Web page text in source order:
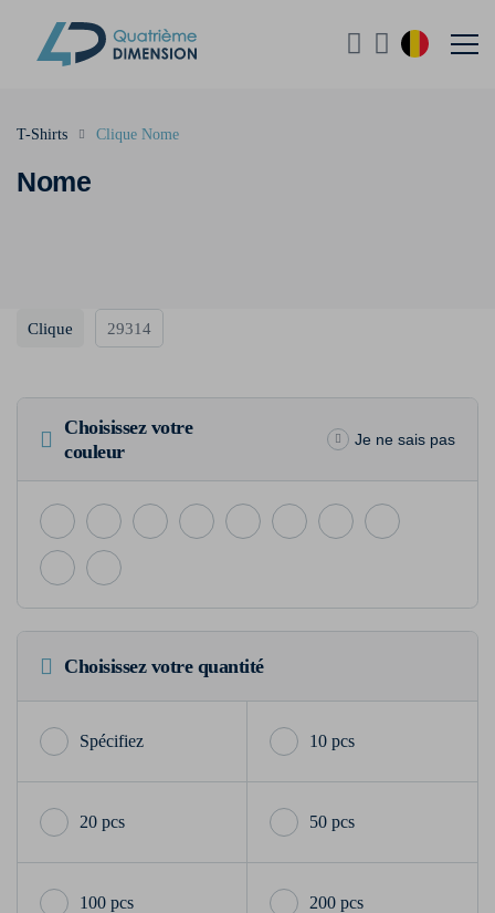
Nome
T-Shirts Clique Nome
Clique 29314
Choisissez votre
couleur
Je ne sais pas
Choisissez votre quantité
10 pcs
20 pcs 50 pcs
100 pcs 200 pcs